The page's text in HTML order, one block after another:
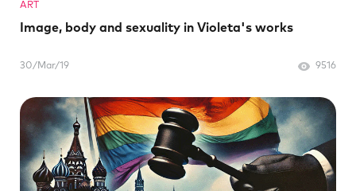
ART
Image, body and sexuality in Violeta's works
30/Mar/19 9516